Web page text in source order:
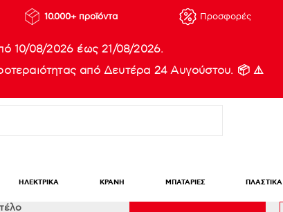
10.000+ προϊόντα Προσφορές
10/08/2026 έως 21/08/2026.
από Δευτέρα 24 Αυγούστου. 📦 ⚠️
ΗΛΕΚΤΡΙΚΑ ΚΡΑΝΗ ΜΠΑΤΑΡΙΕΣ ΠΛΑΣΤΙΚΑ